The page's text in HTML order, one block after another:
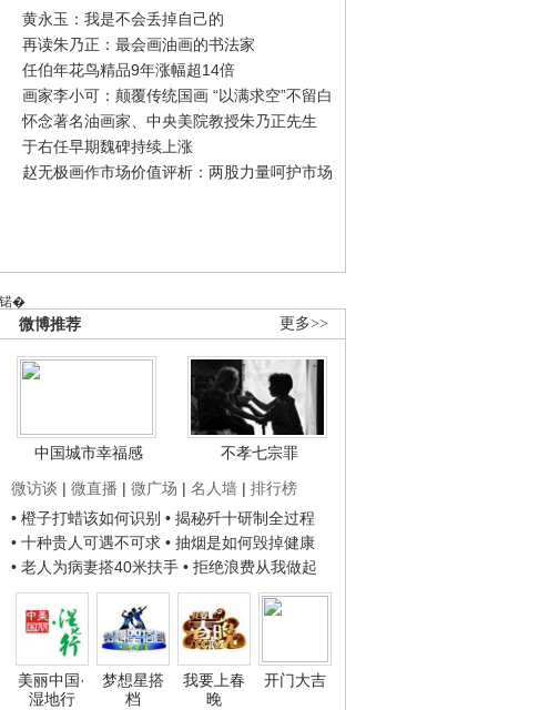
黄永玉：我是不会丢掉自己的
再读朱乃正：最会画油画的书法家
任伯年花鸟精品9年涨幅超14倍
画家李小可：颠覆传统国画 “以满求空”不留白
怀念著名油画家、中央美院教授朱乃正先生
于右任早期魏碑持续上涨
赵无极画作市场价值评析：两股力量呵护市场
锘�
更多>>
微博推荐
中国城市幸福感
不孝七宗罪
微访谈 | 微直播 | 微广场 | 名人墙 | 排行榜
• 橙子打蜡该如何识别 • 揭秘歼十研制全过程
• 十种贵人可遇不可求 • 抽烟是如何毁掉健康
• 老人为病妻搭40米扶手 • 拒绝浪费从我做起
美丽中国·
湿地行
梦想星搭
档
我要上春
晚
开门大吉